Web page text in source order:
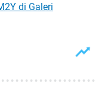
di Galeri